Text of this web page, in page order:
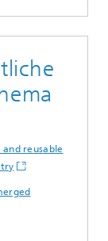
and reusable